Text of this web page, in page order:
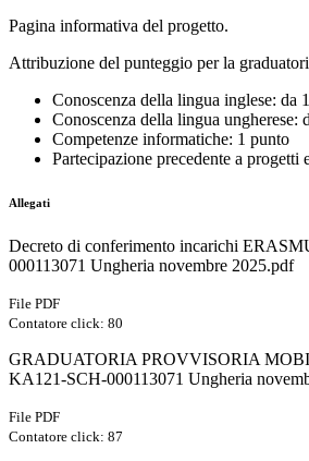
Pagina informativa del progetto.
Attribuzione del punteggio per la
Conoscenza della lingua inglese: da
Conoscenza della lingua ungherese:
Competenze informatiche: 1 punto
Partecipazione precedente a progetti
Allegati
Decreto di conferimento incarichi
000113071 Ungheria novembre 2025.pdf
File PDF
Contatore click: 80
GRADUATORIA PROVVISORIA
KA121-SCH-000113071 Ungheria
File PDF
Contatore click: 87